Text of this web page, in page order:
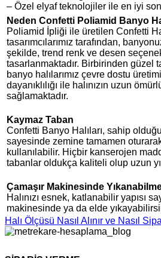
– Özel elyaf teknolojiler ile en iyi
Neden Confetti Poliamid Banyo
Poliamid İpliği ile üretilen Confetti
tasarımcılarımız tarafından,
şekilde, trend renk ve desen
tasarlanmaktadır. Birbirinden güzel
banyo halılarımız çevre dostu
dayanıklılığı ile halınızın uzun
sağlamaktadır.
Kaymaz Taban
Confetti Banyo Halıları, sahip
sayesinde zemine tamamen
kullanılabilir. Hiçbir kanserojen
tabanlar oldukça kaliteli olup uzun
Çamaşır Makinesinde
Halınızı esnek, katlanabilir yapısı
makinesinde ya da elde
Halı Ölçüsü Nasıl Alınır ve Nasıl